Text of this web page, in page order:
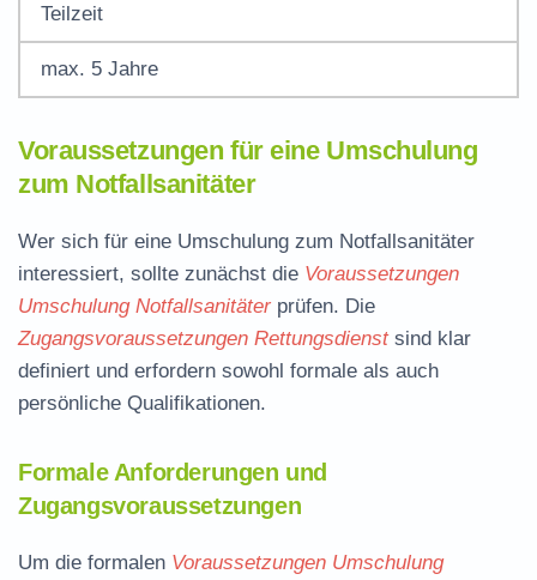
Teilzeit
max. 5 Jahre
Voraussetzungen für eine Umschulung
zum Notfallsanitäter
Wer sich für eine Umschulung zum Notfallsanitäter
interessiert, sollte zunächst die Voraussetzungen
Umschulung Notfallsanitäter prüfen. Die
Zugangsvoraussetzungen Rettungsdienstsind klar
definiert und erfordern sowohl formale als auch
persönliche Qualifikationen.
Formale Anforderungen und
Zugangsvoraussetzungen
Um die formalen Voraussetzungen Umschulung